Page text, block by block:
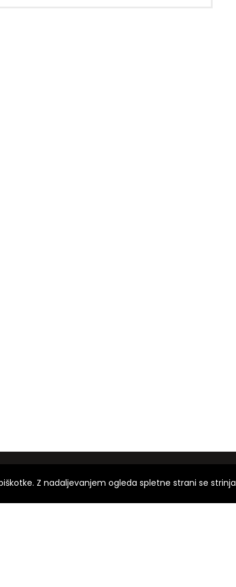
Z nadaljevanjem ogleda spletne strani se